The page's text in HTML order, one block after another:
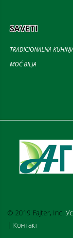
SAVETI
TRADICIONALNA
MOĆ BILJA
© 2019 Fajter, Inc.
| Контакт